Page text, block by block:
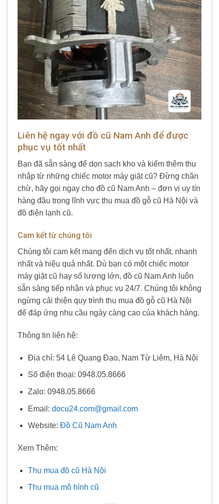
Liên hệ ngay với đồ cũ Nam Anh để được
phục vụ tốt nhất
Bạn đã sẵn sàng để dọn sạch kho và kiếm thêm thu
nhập từ những chiếc motor máy giặt cũ? Đừng chần
chừ, hãy gọi ngay cho đồ cũ Nam Anh – đơn vị uy tín
hàng đầu trong lĩnh vực thu mua đồ gỗ cũ Hà Nội và
đồ điện lạnh cũ.
Cam kết từ chúng tôi
Chúng tôi cam kết mang đến dịch vụ tốt nhất, nhanh
nhất và hiệu quả nhất. Dù bạn có một chiếc motor
máy giặt cũ hay số lượng lớn, đồ cũ Nam Anh luôn
sẵn sàng tiếp nhận và phục vụ 24/7. Chúng tôi không
ngừng cải thiện quy trình thu mua đồ gỗ cũ Hà Nội
để đáp ứng nhu cầu ngày càng cao của khách hàng.
Thông tin liên hệ:
Địa chỉ: 54 Lê Quang Đạo, Nam Từ Liêm, Hà Nội
Số điện thoại: 0948.05.8666
Zalo: 0948.05.8666
Email: docu24.com@gmail.com
Website: Đồ Cũ Nam Anh
Xem Thêm:
Thu mua đồ cũ Hà Nội
Thu mua mô hình cũ